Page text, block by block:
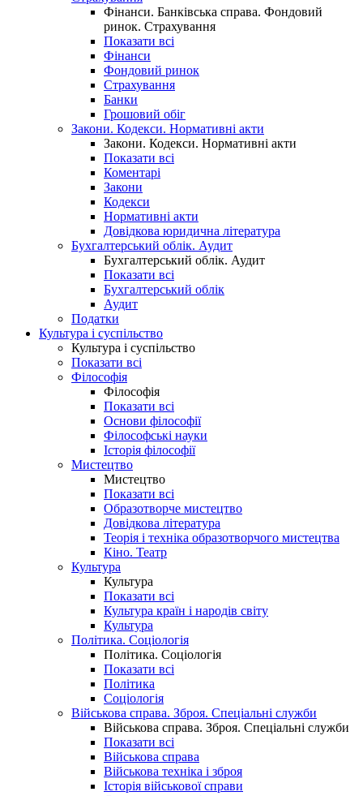
Фінанси. Банківська справа. Фондовий
ринок. Страхування
Показати всі
Фінанси
Фондовий ринок
Страхування
Банки
Грошовий обіг
Закони. Кодекси. Нормативні акти
Закони. Кодекси. Нормативні акти
Показати всі
Коментарі
Закони
Кодекси
Нормативні акти
Довідкова юридична література
Бухгалтерський облік. Аудит
Бухгалтерський облік. Аудит
Показати всі
Бухгалтерський облік
Аудит
Податки
Культура і суспільство
Культура і суспільство
Показати всі
Філософія
Філософія
Показати всі
Основи філософії
Філософські науки
Історія філософії
Мистецтво
Мистецтво
Показати всі
Образотворче мистецтво
Довідкова література
Теорія і техніка образотворчого мистецтва
Кіно. Театр
Культура
Культура
Показати всі
Культура країн і народів світу
Культура
Політика. Соціологія
Політика. Соціологія
Показати всі
Політика
Соціологія
Військова справа. Зброя. Спеціальні служби
Військова справа. Зброя. Спеціальні служби
Показати всі
Військова справа
Військова техніка і зброя
Історія військової справи